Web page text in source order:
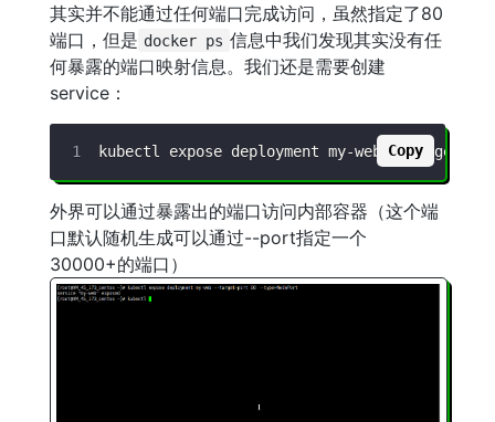
其实并不能通过任何端口完成访问，虽然指定了80
端口，但是 docker ps 信息中我们发现其实没有任
何暴露的端口映射信息。我们还是需要创建
service：
kubectl expose deployment my-web --target-
Copy
外界可以通过暴露出的端口访问内部容器（这个端
口默认随机生成可以通过--port指定一个
30000+的端口）